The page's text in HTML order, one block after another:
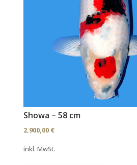
Showa – 58 cm
2.900,00 €
inkl. MwSt.